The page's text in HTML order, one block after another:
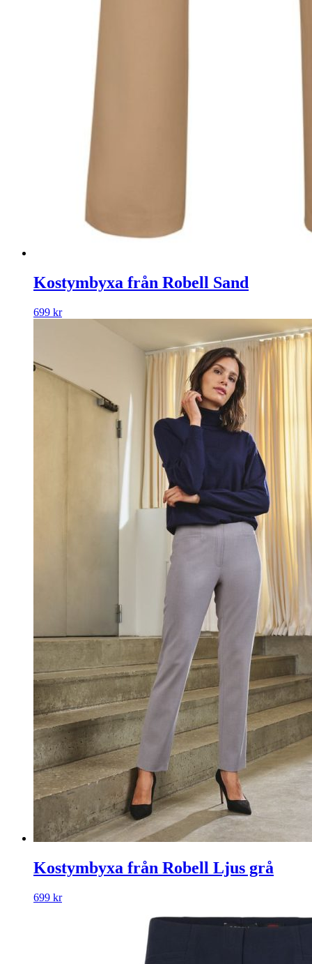
Kostymbyxa från Robell Sand
699 kr
Kostymbyxa från Robell Ljus grå
699 kr